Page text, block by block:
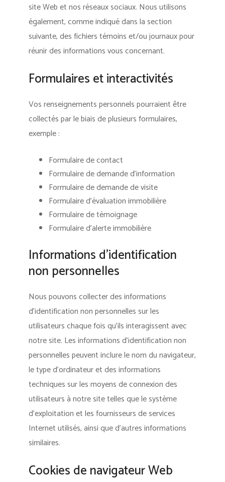
site Web et nos réseaux sociaux. Nous utilisons
également, comme indiqué dans la section
suivante, des fichiers témoins et/ou journaux pour
réunir des informations vous concernant.
Formulaires et interactivités
Vos renseignements personnels pourraient être
collectés par le biais de plusieurs formulaires,
exemple :
Formulaire de contact
Formulaire de demande d’information
Formulaire de demande de visite
Formulaire d’évaluation immobilière
Formulaire de témoignage
Formulaire d’alerte immobilière
Informations d’identification
non personnelles
Nous pouvons collecter des informations
d’identification non personnelles sur les
utilisateurs chaque fois qu’ils interagissent avec
notre site. Les informations d’identification non
personnelles peuvent inclure le nom du navigateur,
le type d’ordinateur et des informations
techniques sur les moyens de connexion des
utilisateurs à notre site telles que le système
d’exploitation et les fournisseurs de services
Internet utilisés, ainsi que d’autres informations
similaires.
Cookies de navigateur Web